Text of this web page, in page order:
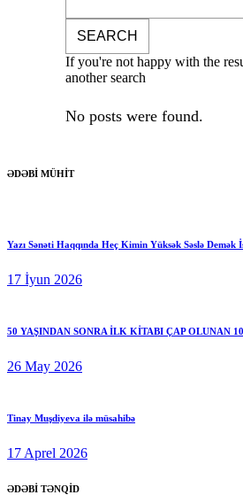
If you're not happy with the
another search
No posts were found.
ƏDƏBİ MÜHİT
Yazı Sənəti Haqqında Heç Kimin Yüksək Səslə Demək
17 İyun 2026
50 YAŞINDAN SONRA İLK KİTABI ÇAP OLUNAN
26 May 2026
Tinay Muşdiyeva ilə müsahibə
17 Aprel 2026
ƏDƏBİ TƏNQİD